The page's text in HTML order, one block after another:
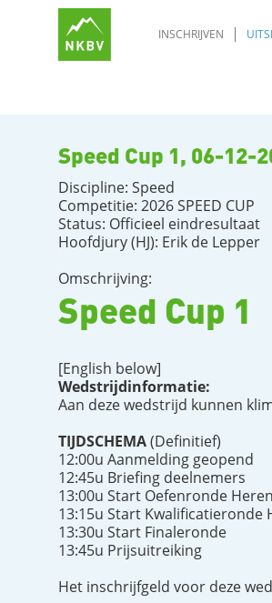
INSCHRIJVEN
Speed Cup 1, 06-12-
Discipline: Speed
Competitie: 2026 SPEED CUP
Status: Officieel eindresultaat
Hoofdjury (HJ): Erik de Lepper
Omschrijving:
Speed Cup 1
[English below]
Wedstrijdinformatie:
Aan deze wedstrijd kunnen
TIJDSCHEMA(Definitief)
12:00u Aanmelding geopend
12:45u Briefing deelnemers
13:00u Start Oefenronde
13:15u Start Kwalificatieronde
13:30u Start Finaleronde
13:45u Prijsuitreiking
Het inschrijfgeld voor deze